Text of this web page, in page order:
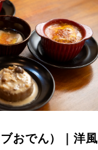
おでん）｜洋風